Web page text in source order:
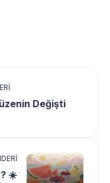
Değişti
☀️